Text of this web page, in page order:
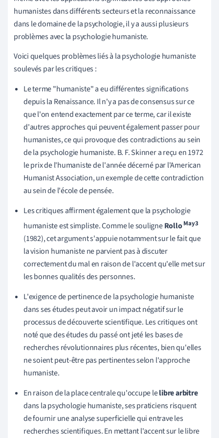
humanistes dans différents secteurs et la reconnaissance
dans le domaine de la psychologie, il y a aussi plusieurs
problèmes avec la psychologie humaniste.
Voici quelques problèmes liés à la psychologie humaniste
soulevés par les critiques :
Le terme "humaniste" a eu différentes significations
depuis la Renaissance. Il n'y a pas de consensus sur ce
que l'on entend exactement par ce terme, car il existe
d'autres approches qui peuvent également passer pour
humanistes, ce qui provoque des contradictions au sein
de la psychologie humaniste. B. F. Skinner a reçu en 1972
le prix de l'humaniste de l'année décerné par l'American
Humanist Association, un exemple de cette contradiction
au sein de l'école de pensée.
Les critiques affirment également que la psychologie
humaniste est simpliste. Comme le souligneRolloMay3
(1982), cet argument s'appuie notamment sur le fait que
la vision humaniste ne parvient pas à discuter
correctement du mal en raison de l'accent qu'elle met sur
les bonnes qualités des personnes.
L'exigence de pertinence de la psychologie humaniste
dans ses études peut avoir un impact négatif sur le
processus de découverte scientifique. Les critiques ont
noté que des études du passé ont jeté les bases de
recherches révolutionnaires plus récentes, bien qu'elles
ne soient peut-être pas pertinentes selon l'approche
humaniste.
En raison de la place centrale qu'occupe lelibre arbitre
dans la psychologie humaniste, ses praticiens risquent
de fournir une analyse superficielle qui entrave les
recherches scientifiques. En mettant l'accent sur le libre